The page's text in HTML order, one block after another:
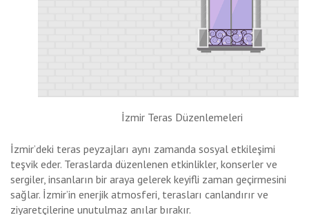
İzmir Teras Düzenlemeleri
İzmir’deki teras peyzajları aynı zamanda sosyal etkileşimi
teşvik eder. Teraslarda düzenlenen etkinlikler, konserler ve
sergiler, insanların bir araya gelerek keyifli zaman geçirmesini
sağlar. İzmir’in enerjik atmosferi, terasları canlandırır ve
ziyaretçilerine unutulmaz anılar bırakır.